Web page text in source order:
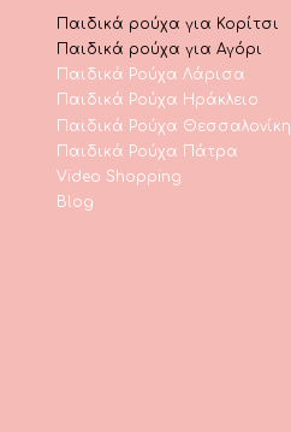
Παιδικά ρούχα για Κορίτσι
Παιδικά ρούχα για Αγόρι
Παιδικά Ρούχα Λάρισα
Παιδικά Ρούχα Ηράκλειο
Παιδικά Ρούχα Θεσσαλονίκη
Παιδικά Ρούχα Πάτρα
Video Shopping
Blog